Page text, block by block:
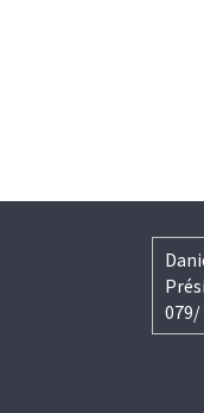
079/